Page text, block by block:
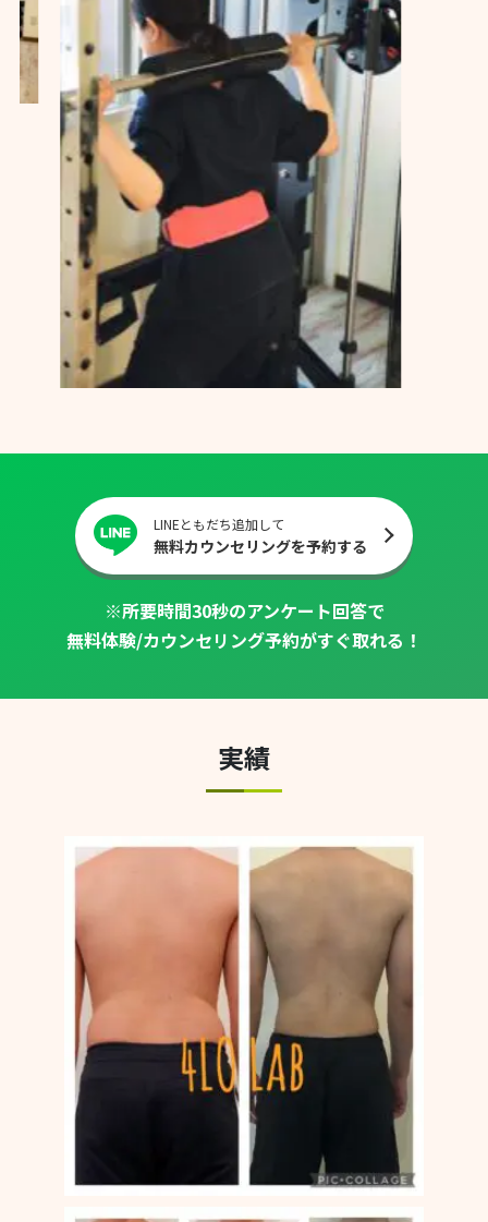
LINEともだち追加して
無料カウンセリングを予約する
※所要時間30秒のアンケート回答で
無料体験/カウンセリング予約がすぐ取れる！
実績